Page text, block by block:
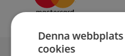
Denna
cookies